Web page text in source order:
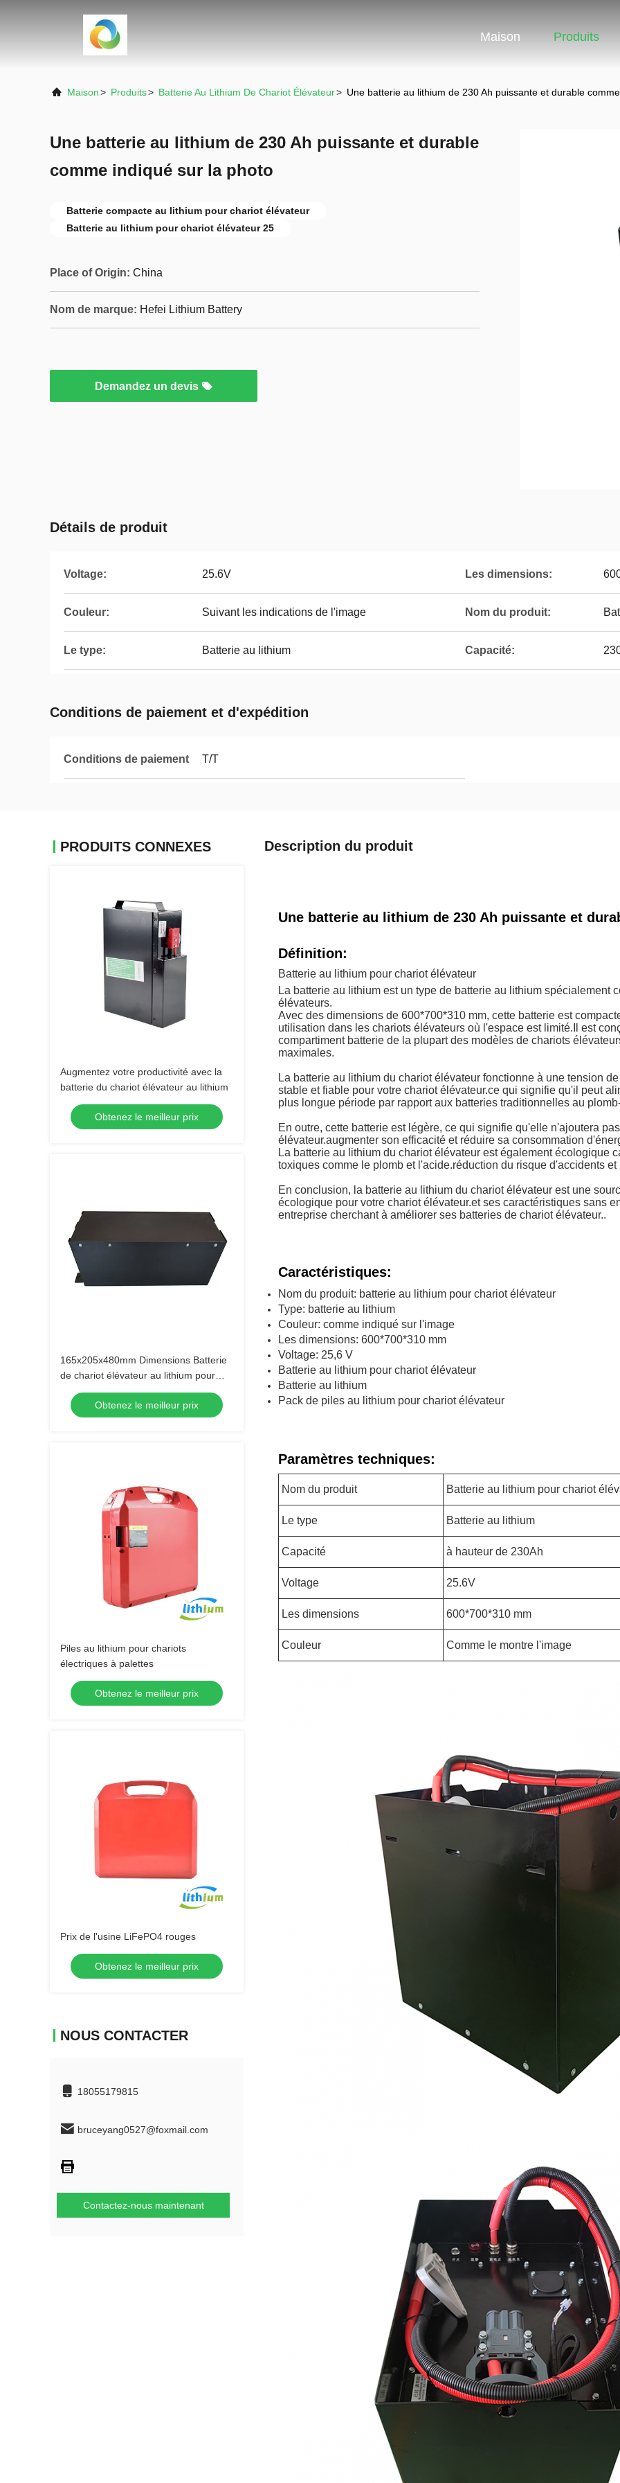
Maison Produits
Maison> Produits> Batterie Au Lithium De Chariot Élévateur> Une batterie au lithium de 230 Ah puissante et durable
Une batterie au lithium de 230 Ah puissante et durable
comme indiqué sur la photo
Batterie compacte au lithium pour chariot élévateur
Batterie au lithium pour chariot élévateur 25
Place of Origin: China
Nom de marque: Hefei Lithium Battery
Demandez un devis
Détails de produit
Voltage: 25.6V Les dimensions:
Couleur: Suivant les indications de l'image Nom du produit:
Le type: Batterie au lithium Capacité:
Conditions de paiement et d'expédition
Conditions de paiement T/T
PRODUITS CONNEXES
Augmentez votre productivité avec la
batterie du chariot élévateur au lithium
Obtenez le meilleur prix
165x205x480mm Dimensions Batterie
de chariot élévateur au lithium pour
applications lourdes
Obtenez le meilleur prix
Piles au lithium pour chariots
électriques à palettes
Obtenez le meilleur prix
Prix de l'usine LiFePO4 rouges
Obtenez le meilleur prix
NOUS CONTACTER
18055179815
bruceyang0527@foxmail.com
Contactez-nous maintenant
Description du produit
Une batterie au lithium de 230 Ah puissante et
Définition:
Batterie au lithium pour chariot élévateur
La batterie au lithium est un type de batterie au lithium spécialement
élévateurs.
Avec des dimensions de 600*700*310 mm, cette batterie est
utilisation dans les chariots élévateurs où l'espace est limité.Il est
compartiment batterie de la plupart des modèles de chariots
maximales.
La batterie au lithium du chariot élévateur fonctionne à une tension
stable et fiable pour votre chariot élévateur.ce qui signifie qu'il peut
plus longue période par rapport aux batteries traditionnelles au
En outre, cette batterie est légère, ce qui signifie qu'elle n'ajoutera
élévateur.augmenter son efficacité et réduire sa consommation
La batterie au lithium du chariot élévateur est également écologique
toxiques comme le plomb et l'acide.réduction du risque d'accidents
En conclusion, la batterie au lithium du chariot élévateur est une
écologique pour votre chariot élévateur.et ses caractéristiques sans
entreprise cherchant à améliorer ses batteries de chariot élévateur..
Caractéristiques:
Nom du produit: batterie au lithium pour chariot élévateur
Type: batterie au lithium
Couleur: comme indiqué sur l'image
Les dimensions: 600*700*310 mm
Voltage: 25,6 V
Batterie au lithium pour chariot élévateur
Batterie au lithium
Pack de piles au lithium pour chariot élévateur
Paramètres techniques:
Nom du produit Batterie au lithium pour chariot
Le type Batterie au lithium
Capacité à hauteur de 230Ah
Voltage 25.6V
Les dimensions 600*700*310 mm
Couleur Comme le montre l'image